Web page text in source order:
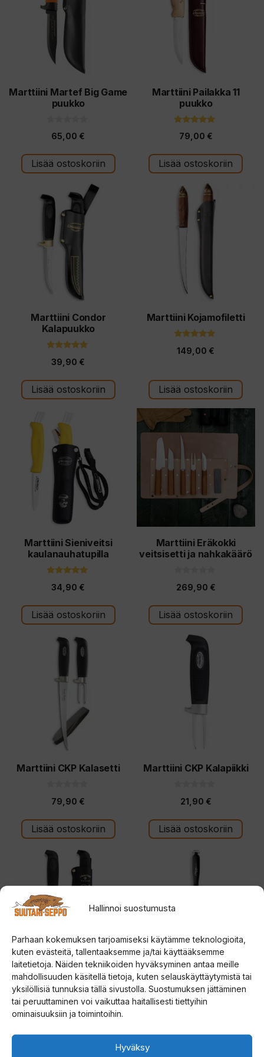
Hallinnoi suostumusta
Parhaan kokemuksen tarjoamiseksi käytämme teknologioita,
kuten evästeitä, tallentaaksemme ja/tai käyttääksemme
laitetietoja. Näiden tekniikoiden hyväksyminen antaa meille
mahdollisuuden käsitellä tietoja, kuten selauskäyttäytymistä tai
yksilöllisiä tunnuksia tällä sivustolla. Suostumuksen jättäminen
tai peruuttaminen voi vaikuttaa haitallisesti tiettyihin
ominaisuuksiin ja toimintoihin.
Hyväksy
Marttiini Martef Big Game
puukko
s
t
ä
65,00 €
Lisää ostoskoriin
Marttiini Pailakka 11
puukko
5:stä
79,00 €
Lisää ostoskoriin
Marttiini Condor
Kalapuukko
5:stä
39,90 €
Lisää ostoskoriin
Marttiini Kojamofiletti
5:stä
149,00 €
Lisää ostoskoriin
Marttiini Sieniveitsi
kaulanauhatupilla
5:stä
34,90 €
Lisää ostoskoriin
Marttiini Eräkokki
veitsisetti ja nahkakäärö
5
s
t
ä
269,90 €
Lisää ostoskoriin
Marttiini CKP Kalasetti
s
t
ä
79,90 €
Lisää ostoskoriin
Marttiini CKP Kalapiikki
s
t
ä
21,90 €
Lisää ostoskoriin
Marttiini Condor filetti 15
0
5
s
39,90€
Marttiini Hiomapuikko
s